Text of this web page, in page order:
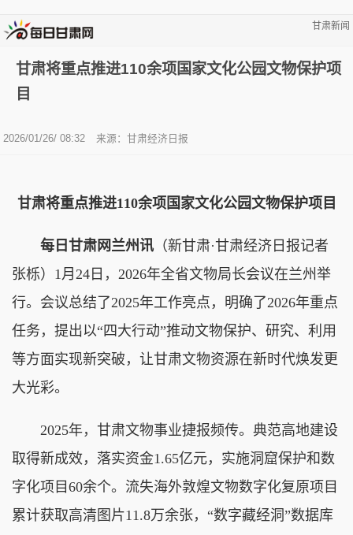
甘肃新闻
甘肃将重点推进110余项国家文化公园文物保护项
目
2026/01/26/ 08:32 来源：甘肃经济日报
甘肃将重点推进110余项国家文化公园文物保护项目
每日甘肃网兰州讯 （新甘肃·甘肃经济日报记者
张栎）1月24日，2026年全省文物局长会议在兰州举
行。会议总结了2025年工作亮点，明确了2026年重点
任务，提出以“四大行动”推动文物保护、研究、利用
等方面实现新突破，让甘肃文物资源在新时代焕发更
大光彩。
2025年，甘肃文物事业捷报频传。典范高地建设
取得新成效，落实资金1.65亿元，实施洞窟保护和数
字化项目60余个。流失海外敦煌文物数字化复原项目
累计获取高清图片11.8万余张，“数字藏经洞”数据库